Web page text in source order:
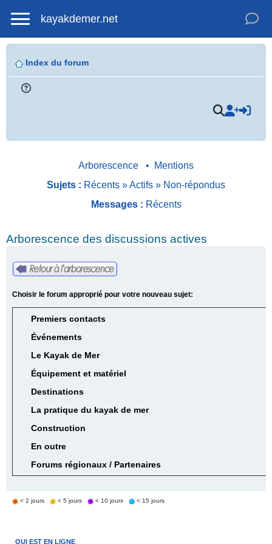
kayakdemer.net
Index du forum
Arborescence •
Mentions
Sujets : Récents »Actifs » Non-répondus
Messages : Récents
Arborescence des discussions actives
Choisir le forum approprié pour votre nouveau sujet:
Premiers contacts
Événements
Le Kayak de Mer
Équipement et matériel
Destinations
La pratique du kayak de mer
Construction
En outre
Forums régionaux / Partenaires
< 2 jours < 5 jours < 10 jours < 15 jours
QUI EST EN LIGNE